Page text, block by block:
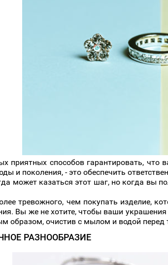
приятных способов гарантировать, что
и поколения, - это обеспечить
может казаться этот шаг, но когда вы
тревожного, чем покупать изделие,
Вы же не хотите, чтобы ваши украшения
образом, очистив с мылом и водой перед
РАЗНООБРАЗИЕ